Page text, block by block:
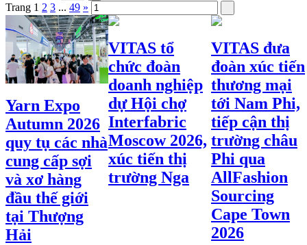
Trang 1 2 3 ... 49 »
Yarn Expo
Autumn 2026
quy tụ các nhà
cung cấp sợi
và xơ hàng
đầu thế giới
tại Thượng
Hải
VITAS tổ
chức đoàn
doanh nghiệp
dự Hội chợ
Interfabric
Moscow 2026,
xúc tiến thị
trường Nga
VITAS đưa
đoàn xúc tiến
thương mại
tới Nam Phi,
tiếp cận thị
trường châu
Phi qua
AllFashion
Sourcing
Cape Town
2026